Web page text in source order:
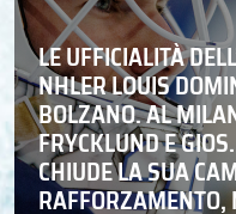
LE UFFICIALITÀ
NHLER LOUIS
BOLZANO. AL
FRYCKLUND E
CHIUDE LA SUA